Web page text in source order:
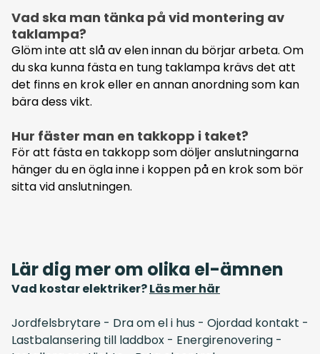
Vad ska man tänka på vid montering av
taklampa?
Glöm inte att slå av elen innan du börjar arbeta. Om
du ska kunna fästa en tung taklampa krävs det att
det finns en krok eller en annan anordning som kan
bära dess vikt.
Hur fäster man en takkopp i taket?
För att fästa en takkopp som döljer anslutningarna
hänger du en ögla inne i koppen på en krok som bör
sitta vid anslutningen.
Lär dig mer om olika el-ämnen
Vad kostar elektriker?Läs mer här
Jordfelsbrytare - Dra om el i hus - Ojordad kontakt -
Lastbalansering till laddbox - Energirenovering -